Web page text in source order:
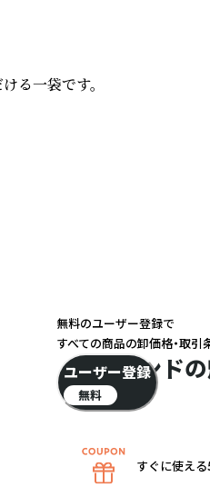
る一袋です。
ブランド
無料のユーザー登録で
すべての商品の卸価格・取引
ユーザー登録
無料
すぐに使え